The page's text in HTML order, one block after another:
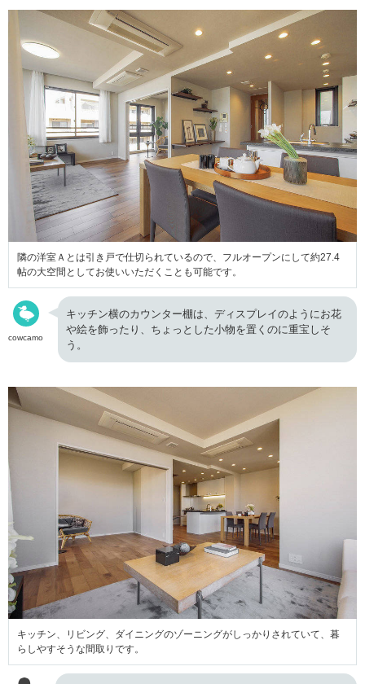
隣の洋室Ａとは引き戸で仕切られているので、フルオープンにして約27.4
帖の大空間としてお使いいただくことも可能です。
cowcamo
キッチン横のカウンター棚は、ディスプレイのようにお花
や絵を飾ったり、ちょっとした小物を置くのに重宝しそ
う。
キッチン、リビング、ダイニングのゾーニングがしっかりされていて、暮
らしやすそうな間取りです。